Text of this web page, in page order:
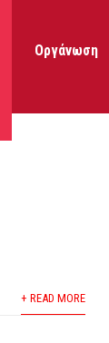
Οργάνωση
+ READ MORE